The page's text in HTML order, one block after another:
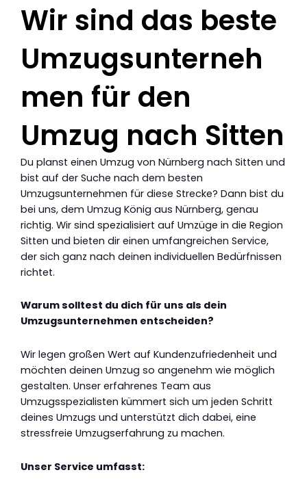
Wir sind das beste
Umzugsunterneh
men für den
Umzug nach Sitten
Du planst einen Umzug von Nürnberg nach Sitten und
bist auf der Suche nach dem besten
Umzugsunternehmen für diese Strecke? Dann bist du
bei uns, dem Umzug König aus Nürnberg, genau
richtig. Wir sind spezialisiert auf Umzüge in die Region
Sitten und bieten dir einen umfangreichen Service,
der sich ganz nach deinen individuellen Bedürfnissen
richtet.
Warum solltest du dich für uns als dein
Umzugsunternehmen entscheiden?
Wir legen großen Wert auf Kundenzufriedenheit und
möchten deinen Umzug so angenehm wie möglich
gestalten. Unser erfahrenes Team aus
Umzugsspezialisten kümmert sich um jeden Schritt
deines Umzugs und unterstützt dich dabei, eine
stressfreie Umzugserfahrung zu machen.
Unser Service umfasst: